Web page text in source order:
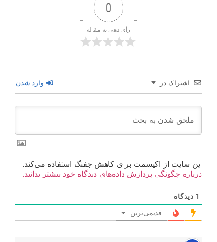
0
رأی دهی به مقاله
اشتراک در وارد شدن
این سایت از اکیسمت برای کاهش جفنگ استفاده می‌کند.
درباره چگونگی پردازش داده‌های دیدگاه خود بیشتر بدانید.
1 دیدگاه
قدیمی‌ترین